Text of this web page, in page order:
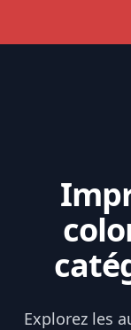
Explorez les